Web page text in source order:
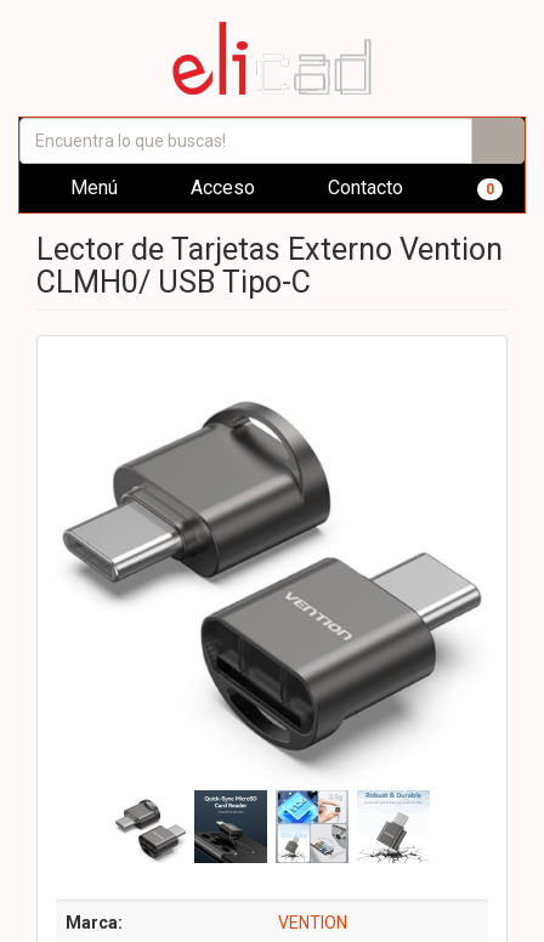
Menú Acceso Contacto 0
Lector de Tarjetas Externo Vention
CLMH0/ USB Tipo-C
Marca: VENTION